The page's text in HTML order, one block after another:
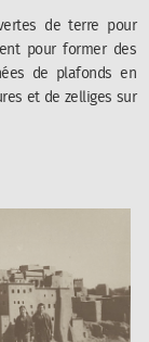
de terre pour
pour former des
de plafonds en
et de zelliges sur